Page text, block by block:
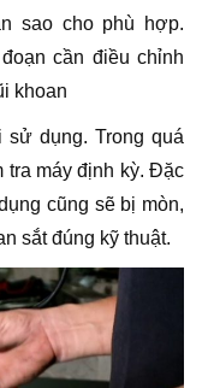
sao cho phù hợp.
cần điều chỉnh
khoan
sử dụng. Trong quá
tra máy định kỳ. Đặc
cũng sẽ bị mòn,
sắt đúng kỹ thuật.